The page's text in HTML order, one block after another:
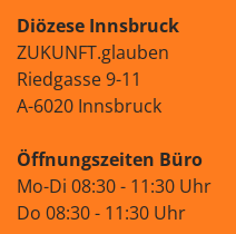
Diözese Innsbruck
ZUKUNFT.glauben
Riedgasse 9-11
A-6020 Innsbruck
Öffnungszeiten Büro
Mo-Di 08:30 - 11:30 Uhr
Do 08:30 - 11:30 Uhr